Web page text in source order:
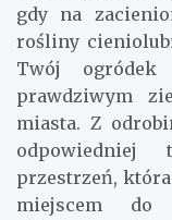
gdy na
rośliny
Twój
prawdziwym
miasta. Z
przestrzeń,
miejscem